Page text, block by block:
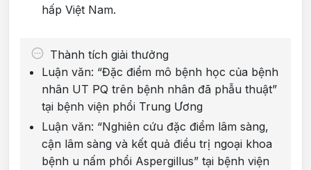
hấp Việt Nam.
Thành tích giải thưởng
Luận văn: “Đặc điểm mô bệnh học của bệnh
nhân UT PQ trên bệnh nhân đã phẫu thuật”
tại bệnh viện phổi Trung Ương
Luận văn: “Nghiên cứu đặc điểm lâm sàng,
cận lâm sàng và kết quả điều trị ngoại khoa
bệnh u nấm phổi Aspergillus” tại bệnh viện